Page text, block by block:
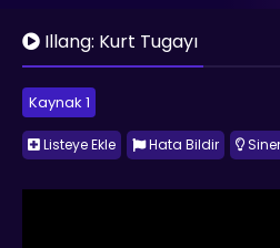
Illang: Kurt Tugayı
Kaynak 1
Listeye Ekle Hata Bildir